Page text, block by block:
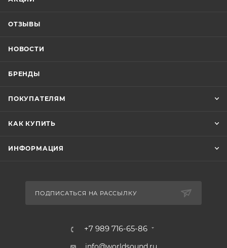
ОТЗЫВЫ
НОВОСТИ
БРЕНДЫ
ПОКУПАТЕЛЯМ
КАК КУПИТЬ
ИНФОРМАЦИЯ
ПОДПИСАТЬСЯ НА РАССЫЛКУ
+7 989 716-65-86